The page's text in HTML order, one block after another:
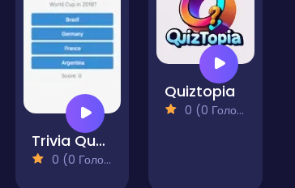
Trivia Quest - The Ultimate Challenge
0 (0 Голосів)
Quiztopia
0 (0 Голосів)